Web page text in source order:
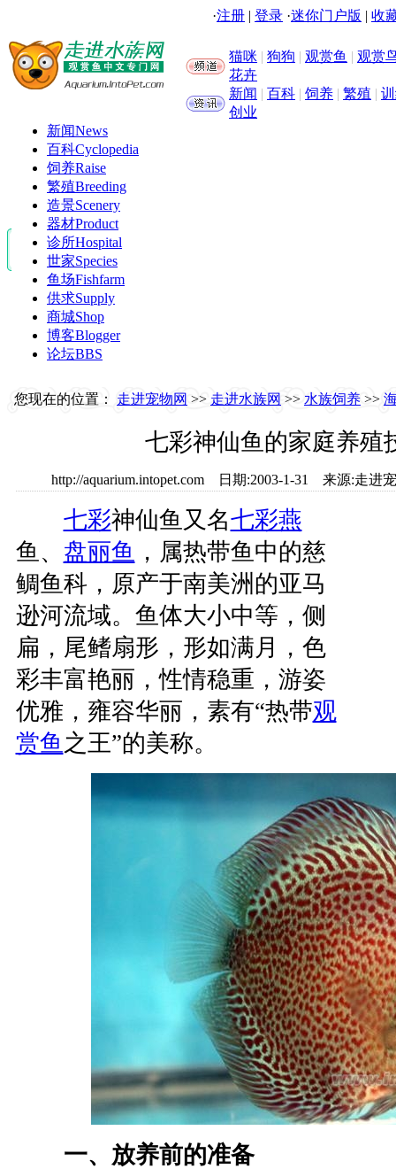
·注册 | 登录 ·迷你门户版 | 收
猫咪 | 狗狗 | 观赏鱼 | 观赏
花卉
新闻 | 百科 | 饲养 | 繁殖 |
创业
新闻News
百科Cyclopedia
饲养Raise
繁殖Breeding
造景Scenery
器材Product
诊所Hospital
世家Species
鱼场Fishfarm
供求Supply
商城Shop
博客Blogger
论坛BBS
您现在的位置： 走进宠物网 >> 走进水族网 >> 水族饲养 >>
七彩神仙鱼的家庭养殖
http://aquarium.intopet.com 日期:2003-1-31 来源:走
七彩神仙鱼又名七彩燕
鱼、 盘丽鱼 ，属热带鱼中的慈
鲷鱼科，原产于南美洲的亚马
逊河流域。鱼体大小中等，侧
扁，尾鳍扇形，形如满月，色
彩丰富艳丽，性情稳重，游姿
优雅，雍容华丽，素有“热带观
赏鱼 之王”的美称。
一、放养前的准备